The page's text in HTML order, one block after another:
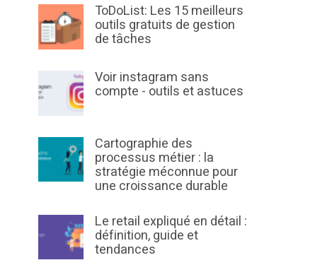
ToDoList: Les 15 meilleurs
outils gratuits de gestion
de tâches
Voir instagram sans
compte - outils et astuces
Cartographie des
processus métier : la
stratégie méconnue pour
une croissance durable
Le retail expliqué en détail :
définition, guide et
tendances